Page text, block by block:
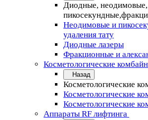
Диодные, неодимовые,
Неодимовые и
удаления тату
Диодные лазеры
Фракционные и
Косметологические
Назад
Косметологические
Косметологические
Косметологические
Аппараты RF лифтинга